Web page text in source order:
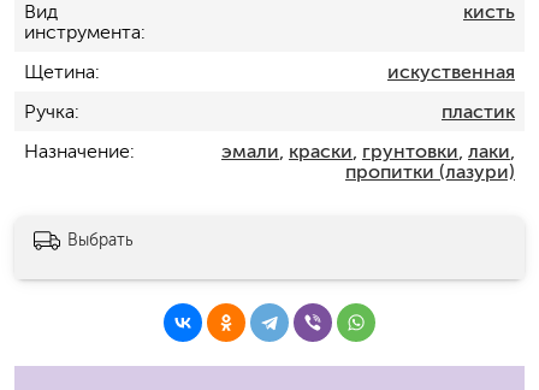
Вид
инструмента
кисть
Щетина
искуственная
Ручка
пластик
Назначение
эмали краски грунтовки лаки
пропитки (лазури)
Выбрать